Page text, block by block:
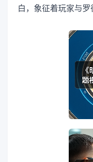
白，象征着玩家与罗